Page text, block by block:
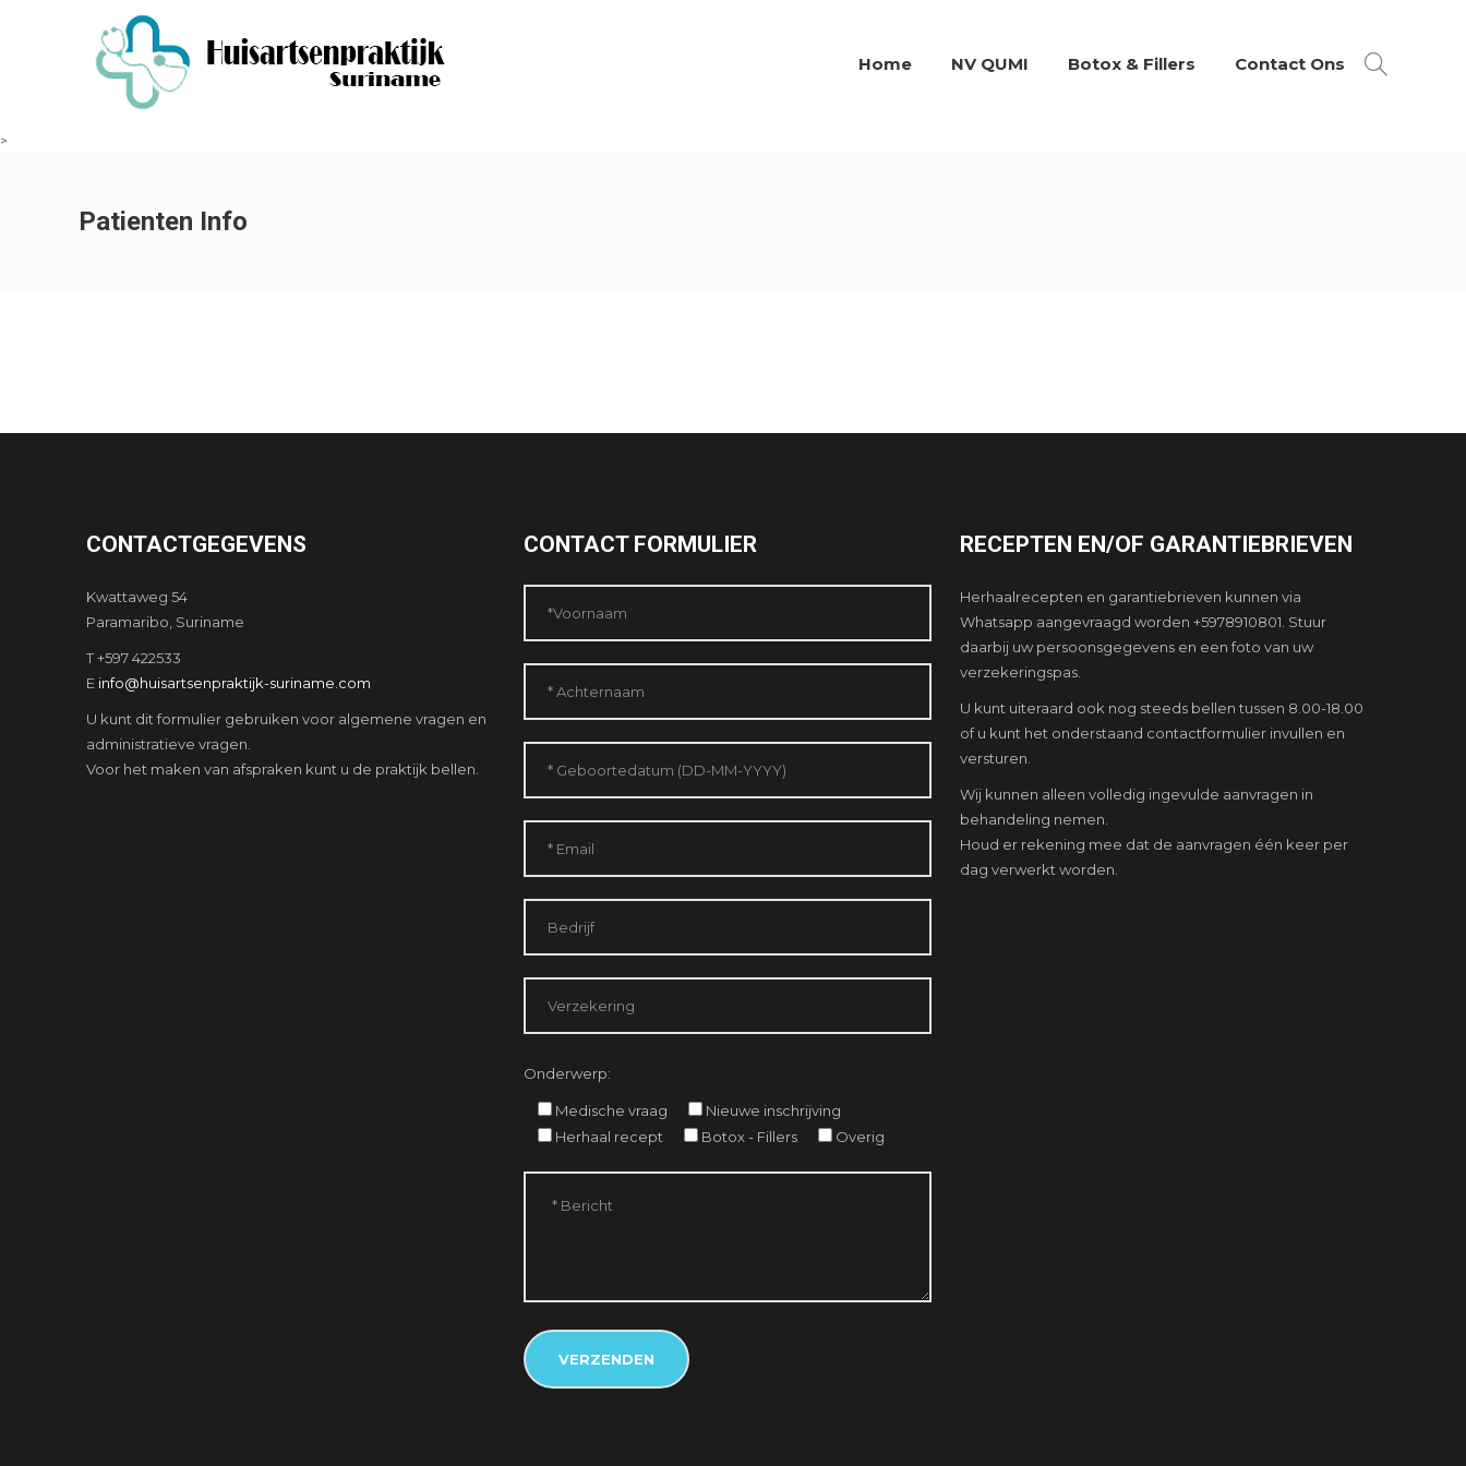
Home NV QUMI Botox & Fillers Contact Ons
>
Patienten Info
CONTACTGEGEVENS
Kwattaweg 54
Paramaribo, Suriname
T +597 422533
E info@huisartsenpraktijk-suriname.com
U kunt dit formulier gebruiken voor algemene vragen en
administratieve vragen.
Voor het maken van afspraken kunt u de praktijk bellen.
CONTACT FORMULIER
Onderwerp:
Medische vraag
Nieuwe inschrijving
Herhaal recept
Botox - Fillers Overig
RECEPTEN EN/OF GARANTIEBRIEVEN
Herhaalrecepten en garantiebrieven kunnen via
Whatsapp aangevraagd worden +5978910801. Stuur
daarbij uw persoonsgegevens en een foto van uw
verzekeringspas.
U kunt uiteraard ook nog steeds bellen tussen 8.00-18.00
of u kunt het onderstaand contactformulier invullen en
versturen.
Wij kunnen alleen volledig ingevulde aanvragen in
behandeling nemen.
Houd er rekening mee dat de aanvragen één keer per
dag verwerkt worden.